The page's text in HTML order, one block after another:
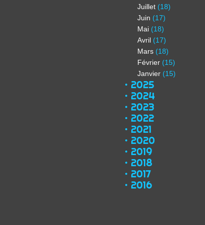
Juillet (18)
Juin (17)
Mai (18)
Avril (17)
Mars (18)
Février (15)
Janvier (15)
2025
2024
2023
2022
2021
2020
2019
2018
2017
2016